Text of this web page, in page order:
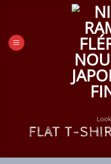
FLAT T-